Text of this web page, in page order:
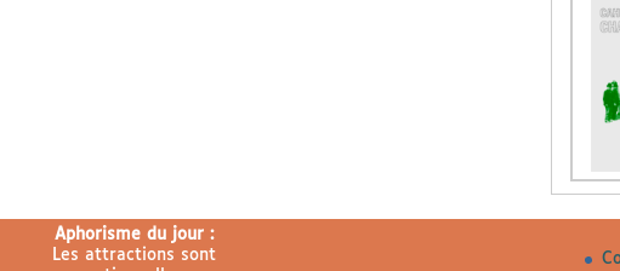
Aphorisme du jour :
Les attractions sont